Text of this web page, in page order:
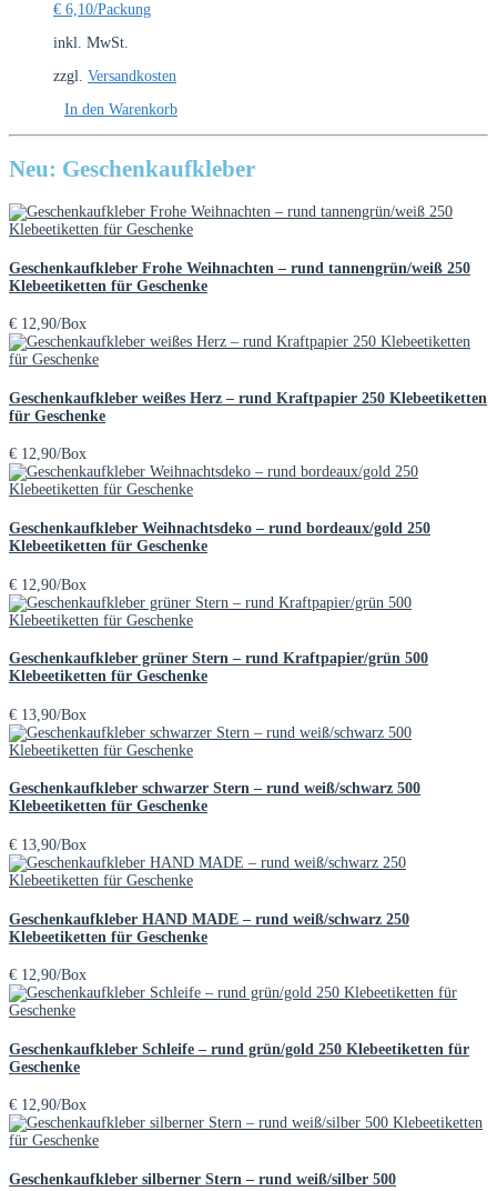
€ 6,10/Packung
inkl. MwSt.
zzgl. Versandkosten
In den Warenkorb
Neu: Geschenkaufkleber
Geschenkaufkleber Frohe Weihnachten – rund tannengrün/weiß 250
Klebeetiketten für Geschenke
€ 12,90/Box
Geschenkaufkleber weißes Herz – rund Kraftpapier 250 Klebeetiketten
für Geschenke
€ 12,90/Box
Geschenkaufkleber Weihnachtsdeko – rund bordeaux/gold 250
Klebeetiketten für Geschenke
€ 12,90/Box
Geschenkaufkleber grüner Stern – rund Kraftpapier/grün 500
Klebeetiketten für Geschenke
€ 13,90/Box
Geschenkaufkleber schwarzer Stern – rund weiß/schwarz 500
Klebeetiketten für Geschenke
€ 13,90/Box
Geschenkaufkleber HAND MADE – rund weiß/schwarz 250
Klebeetiketten für Geschenke
€ 12,90/Box
Geschenkaufkleber Schleife – rund grün/gold 250 Klebeetiketten für
Geschenke
€ 12,90/Box
Geschenkaufkleber silberner Stern – rund weiß/silber 500